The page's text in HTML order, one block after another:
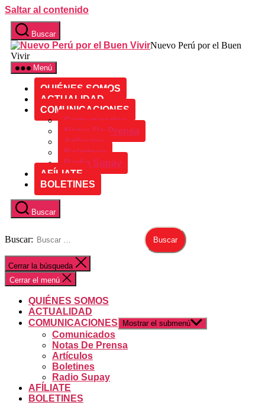
Saltar al contenido
Buscar
Nuevo Perú por el Buen
Vivir
Menú
QUIÉNES SOMOS
ACTUALIDAD
COMUNICACIONES
Comunicados
Notas De Prensa
Artículos
Boletines
Radio Supay
AFÍLIATE
BOLETINES
Buscar
Buscar:
Cerrar la búsqueda
Cerrar el menú
QUIÉNES SOMOS
ACTUALIDAD
COMUNICACIONES
Mostrar el submenú
Comunicados
Notas De Prensa
Artículos
Boletines
Radio Supay
AFÍLIATE
BOLETINES